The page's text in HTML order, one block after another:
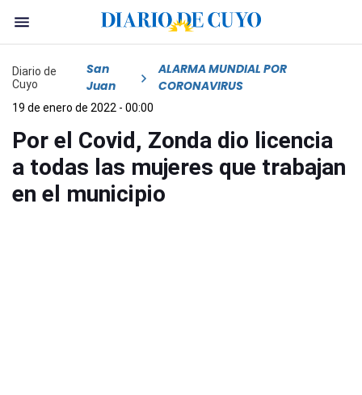
Diario de
Cuyo
San
Juan
ALARMA MUNDIAL POR
CORONAVIRUS
19 de enero de 2022 - 00:00
Por el Covid, Zonda dio licencia
a todas las mujeres que trabajan
en el municipio